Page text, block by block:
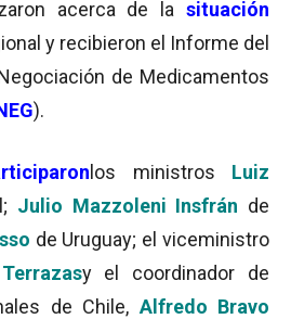
acerca de la situación
y recibieron el Informe del
de Medicamentos
).
los ministros Luiz
Julio Mazzoleni Insfrán de
de Uruguay; el viceministro
y el coordinador de
de Chile, Alfredo Bravo